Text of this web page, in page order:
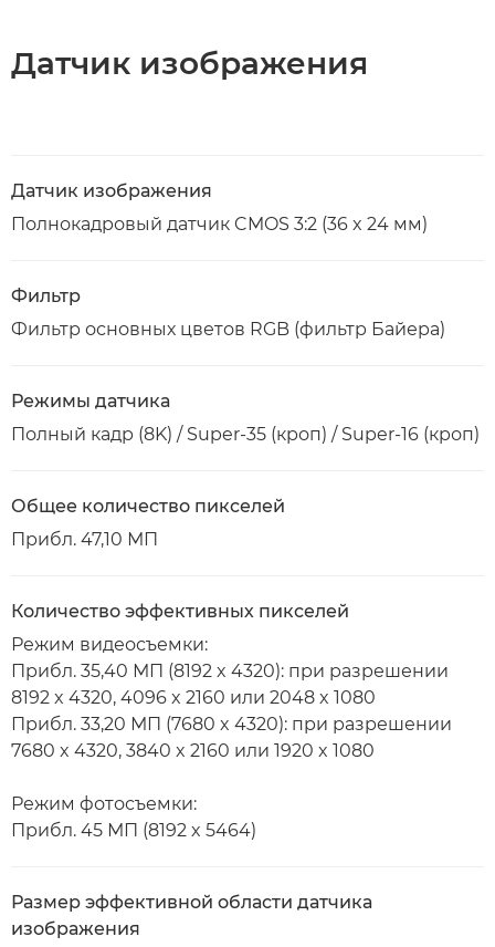
Датчик изображения
Датчик изображения
Полнокадровый датчик CMOS 3:2 (36 x 24 мм)
Фильтр
Фильтр основных цветов RGB (фильтр Байера)
Режимы датчика
Полный кадр (8K) / Super-35 (кроп) / Super-16 (кроп)
Общее количество пикселей
Прибл. 47,10 МП
Количество эффективных пикселей
Режим видеосъемки:
Прибл. 35,40 МП (8192 x 4320): при разрешении
8192 x 4320, 4096 x 2160 или 2048 x 1080
Прибл. 33,20 МП (7680 x 4320): при разрешении
7680 x 4320, 3840 x 2160 или 1920 x 1080
Режим фотосъемки:
Прибл. 45 МП (8192 x 5464)
Размер эффективной области датчика
изображения